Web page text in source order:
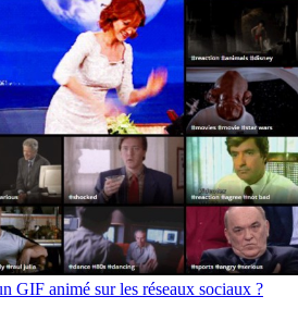
GIF animé sur les réseaux sociaux ?